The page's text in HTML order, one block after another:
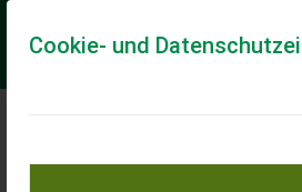
Cookie- und
Meine